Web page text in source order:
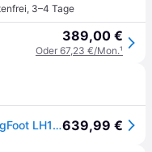
, 3–4 Tage
389,00 €
Oder 67,23 €/Mon.¹
Rotierende Poliermaschine RUPES BigFoot LH19E/STD, 1200 W, Ø125 mm (450 - 1700 U/min)639,99 €